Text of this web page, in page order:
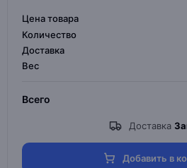
Цена товара
Количество
Доставка
Вес
Всего
Доставка
Добавить в